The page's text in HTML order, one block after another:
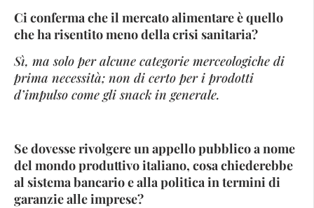
Ci conferma che il mercato alimentare è quello
che ha risentito meno della crisi sanitaria?
Sì, ma solo per alcune categorie merceologiche di
prima necessità; non di certo per i prodotti
d’impulso come gli snack in generale.
Se dovesse rivolgere un appello pubblico a nome
del mondo produttivo italiano, cosa chiederebbe
al sistema bancario e alla politica in termini di
garanzie alle imprese?